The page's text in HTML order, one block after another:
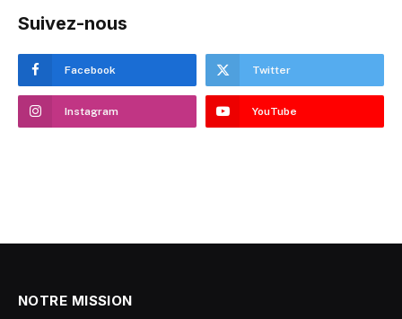
Suivez-nous
Facebook Twitter
Instagram YouTube
NOTRE MISSION